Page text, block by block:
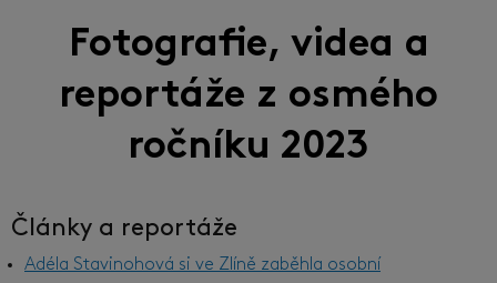
Fotografie, videa a
reportáže z osmého
ročníku 2023
Články a reportáže
Adéla Stavinohová si ve Zlíně zaběhla osobní